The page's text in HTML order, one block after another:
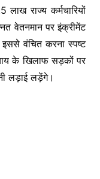
राज्य कर्मचारियों
वेतनमान पर इंक्रीमेंट
वंचित करना स्पष्ट
के खिलाफ सड़कों पर
लड़ाई लड़ेंगे।